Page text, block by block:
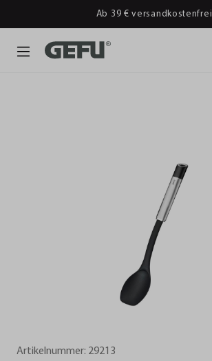
Ab 39 € versandkostenfrei
Artikelnummer: 29213